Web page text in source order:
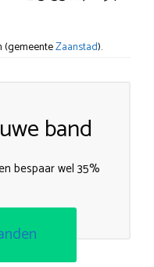
(gemeenteZaanstad).
band
bespaar wel 35%